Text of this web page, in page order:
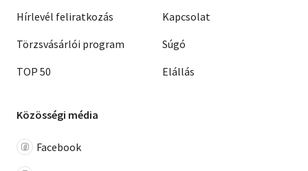
Hírlevél feliratkozás
Törzsvásárlói program
TOP 50
Kapcsolat
Súgó
Elállás
Közösségi média
Facebook